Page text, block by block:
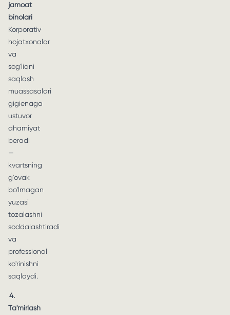
jamoat
binolari
Korporativ
hojatxonalar
va
sog'liqni
saqlash
muassasalari
gigienaga
ustuvor
ahamiyat
beradi
—
kvartsning
g'ovak
bo'lmagan
yuzasi
tozalashni
soddalashtiradi
va
professional
ko'rinishni
saqlaydi.
4.
Ta'mirlash